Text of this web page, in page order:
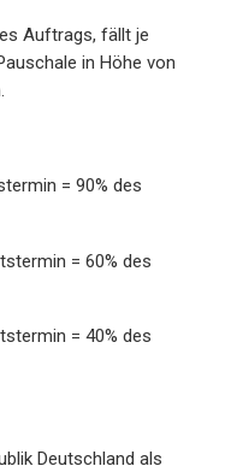
Auftrags, fällt je
in Höhe von
= 90% des
= 60% des
= 40% des
Deutschland als